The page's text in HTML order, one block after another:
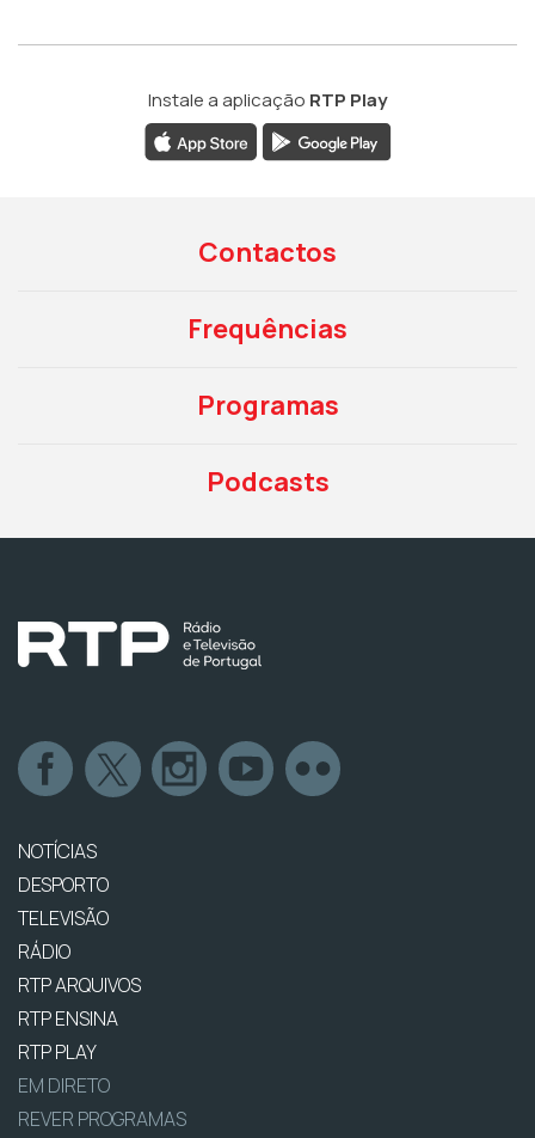
Instale a aplicação RTP Play
Contactos
Frequências
Programas
Podcasts
NOTÍCIAS
DESPORTO
TELEVISÃO
RÁDIO
RTP ARQUIVOS
RTP ENSINA
RTP PLAY
EM DIRETO
REVER PROGRAMAS